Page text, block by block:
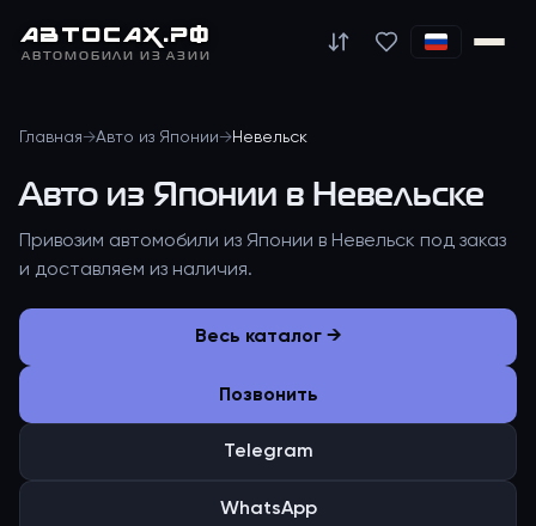
АВТОСАХ.РФ
АВТОМОБИЛИ ИЗ АЗИИ
Главная→Авто из Японии→Невельск
Авто из Японии в Невельске
Привозим автомобили из Японии в Невельск под заказ
и доставляем из наличия.
Весь каталог →
Позвонить
Telegram
WhatsApp